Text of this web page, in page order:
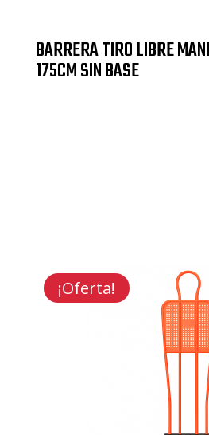
BARRERA TIRO LIBRE
175CM SIN BASE
¡Oferta!